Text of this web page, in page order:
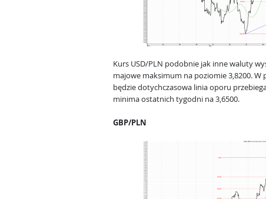
Kurs USD/PLN podobnie jak inne waluty
majowe maksimum na poziomie 3,8200. W
będzie dotychczasowa linia oporu
minima ostatnich tygodni na 3,6500.
GBP/PLN